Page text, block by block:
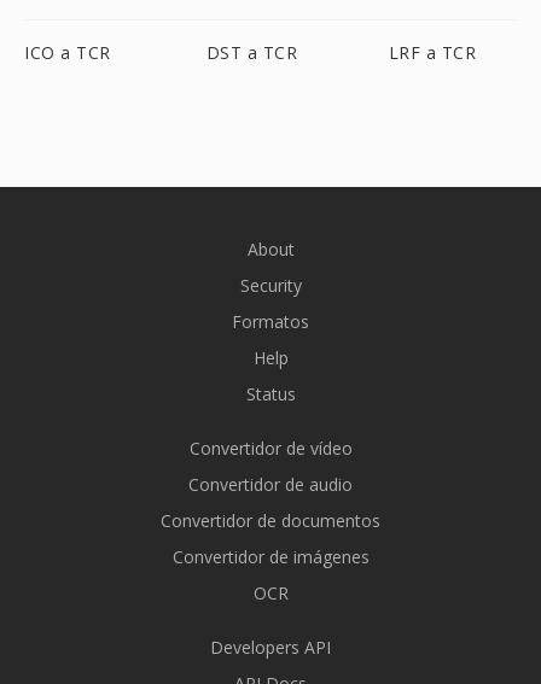
ICO a TCR DST a TCR LRF a TCR
About
Security
Formatos
Help
Status
Convertidor de vídeo
Convertidor de audio
Convertidor de documentos
Convertidor de imágenes
OCR
Developers API